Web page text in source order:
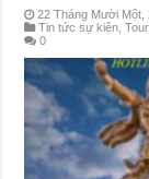
22 Tháng Mười Một,
Tin tức sự kiện ,
0